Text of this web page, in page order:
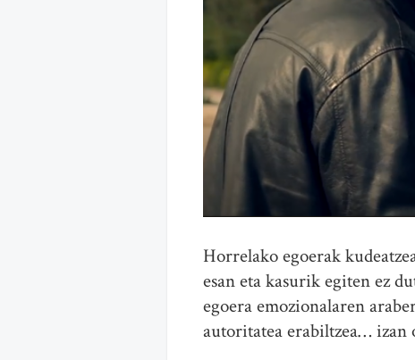
Horrelako egoerak
esan eta kasurik egiten ez
egoera emozionalaren
autoritatea erabiltzea…